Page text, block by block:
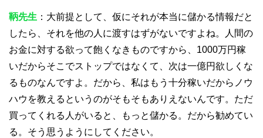
鞆先生 ：大前提として、仮にそれが本当に儲かる情報だと
したら、それを他の人に渡すはずがないですよね。人間の
お金に対する欲って飽くなきものですから、1000万円稼
いだからそこでストップではなくて、次は一億円欲しくな
るものなんですよ。だから、私はもう十分稼いだからノウ
ハウを教えるというのがそもそもありえないんです。ただ
買ってくれる人がいると、もっと儲かる。だから勧めてい
る。そう思うようにしてください。